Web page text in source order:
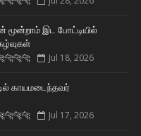
மூன்றாம் இட போட்டியில்
Jul 18, 2026
காயமடைந்தவர்
Jul 17, 2026